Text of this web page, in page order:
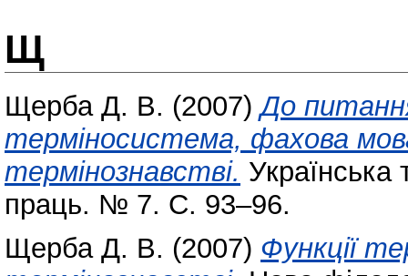
Щ
Щерба Д. В. (2007)До
терміносистема, фахова
термінознавстві. Українська
праць. № 7. С. 93–96.
Щерба Д. В. (2007) Функції